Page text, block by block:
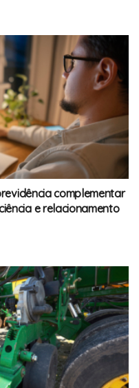
complementar
e relacionamento